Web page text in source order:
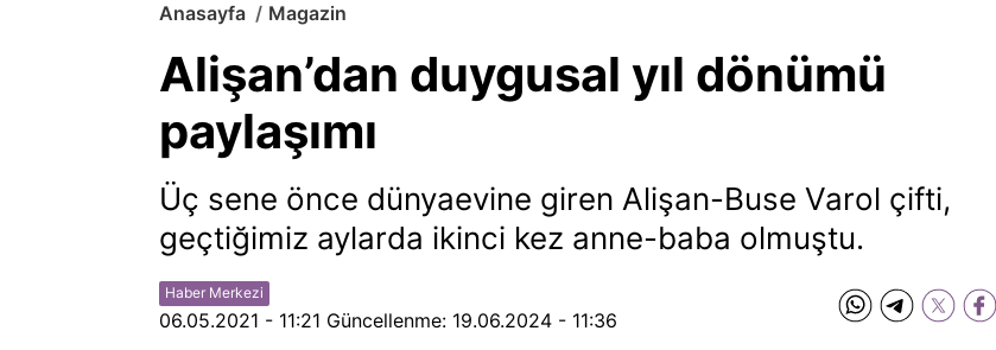
Anasayfa Magazin
Alişan’dan duygusal yıl dönümü
paylaşımı
Üç sene önce dünyaevine giren Alişan-Buse Varol çifti,
geçtiğimiz aylarda ikinci kez anne-baba olmuştu.
Haber Merkezi
06.05.2021 - 11:21 Güncellenme: 19.06.2024 - 11:36